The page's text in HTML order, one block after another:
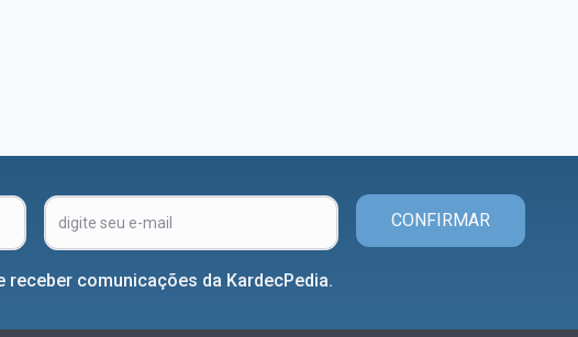
CONFIRMAR
comunicações da KardecPedia.